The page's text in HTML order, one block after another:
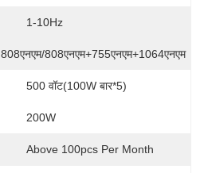
1-10Hz
808एनएम/808एनएम+755एनएम+1064एनएम
500 वॉट(100W बार*5)
200W
Above 100pcs Per Month